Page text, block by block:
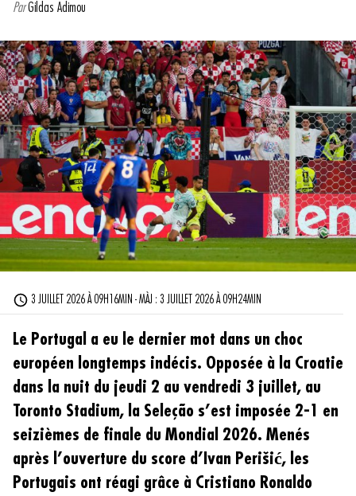
ParGildas Adimou
3 JUILLET 2026 À 09H16MIN - MÀJ : 3 JUILLET 2026 À 09H24MIN
Le Portugal a eu le dernier mot dans un choc
européen longtemps indécis. Opposée à la Croatie
dans la nuit du jeudi 2 au vendredi 3 juillet, au
Toronto Stadium, la Seleção s’est imposée 2-1 en
seizièmes de finale du Mondial 2026. Menés
après l’ouverture du score d’Ivan Perišić, les
Portugais ont réagi grâce à Cristiano Ronaldo